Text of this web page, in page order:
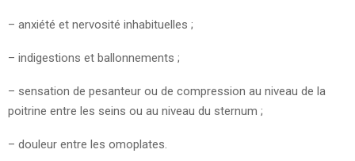
– anxiété et nervosité inhabituelles ;
– indigestions et ballonnements ;
– sensation de pesanteur ou de compression au niveau de la
poitrine entre les seins ou au niveau du sternum ;
– douleur entre les omoplates.